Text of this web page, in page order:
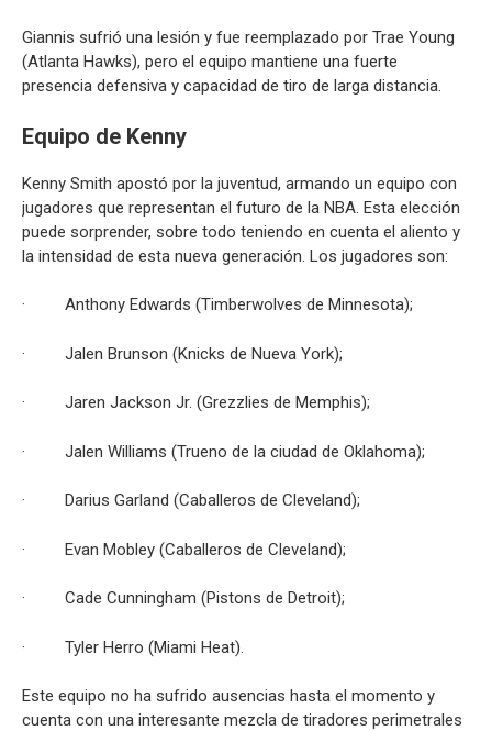
Giannis sufrió una lesión y fue reemplazado por Trae Young
(Atlanta Hawks), pero el equipo mantiene una fuerte
presencia defensiva y capacidad de tiro de larga distancia.
Equipo de Kenny
Kenny Smith apostó por la juventud, armando un equipo con
jugadores que representan el futuro de la NBA. Esta elección
puede sorprender, sobre todo teniendo en cuenta el aliento y
la intensidad de esta nueva generación. Los jugadores son:
· Anthony Edwards (Timberwolves de Minnesota);
· Jalen Brunson (Knicks de Nueva York);
· Jaren Jackson Jr. (Grezzlies de Memphis);
· Jalen Williams (Trueno de la ciudad de Oklahoma);
· Darius Garland (Caballeros de Cleveland);
· Evan Mobley (Caballeros de Cleveland);
· Cade Cunningham (Pistons de Detroit);
· Tyler Herro (Miami Heat).
Este equipo no ha sufrido ausencias hasta el momento y
cuenta con una interesante mezcla de tiradores perimetrales